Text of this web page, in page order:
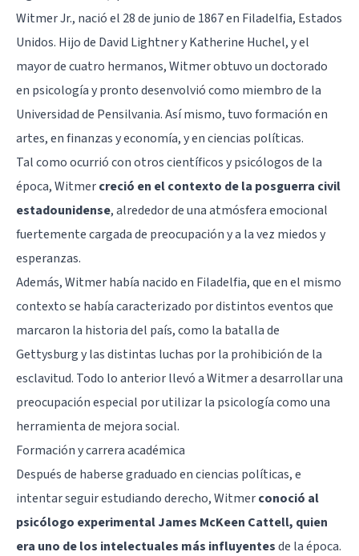
Witmer Jr., nació el 28 de junio de 1867 en Filadelfia, Estados
Unidos. Hijo de David Lightner y Katherine Huchel, y el
mayor de cuatro hermanos, Witmer obtuvo un doctorado
en psicología y pronto desenvolvió como miembro de la
Universidad de Pensilvania. Así mismo, tuvo formación en
artes, en finanzas y economía, y en ciencias políticas.
Tal como ocurrió con otros científicos y psicólogos de la
época, Witmercreció en el contexto de la posguerra civil
estadounidense, alrededor de una atmósfera emocional
fuertemente cargada de preocupación y a la vez miedos y
esperanzas.
Además, Witmer había nacido en Filadelfia, que en el mismo
contexto se había caracterizado por distintos eventos que
marcaron la historia del país, como la batalla de
Gettysburg y las distintas luchas por la prohibición de la
esclavitud. Todo lo anterior llevó a Witmer a desarrollar una
preocupación especial por utilizar la psicología como una
herramienta de mejora social.
Formación y carrera académica
Después de haberse graduado en ciencias políticas, e
intentar seguir estudiando derecho, Witmerconoció al
psicólogo experimental James McKeen Cattell, quien
era uno de los intelectuales más influyentesde la época.